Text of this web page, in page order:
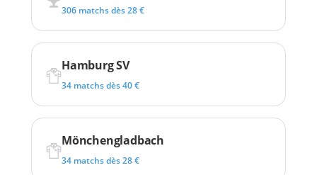
306 matchs dès 28 €
Hamburg SV
34 matchs dès 40 €
Mönchengladbach
34 matchs dès 28 €